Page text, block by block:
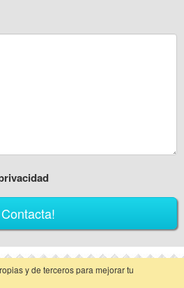
y de terceros para mejorar tu